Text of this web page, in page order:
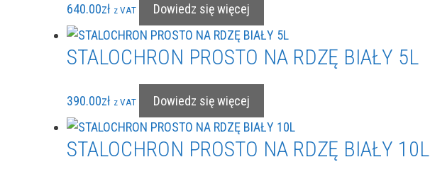
640.00zł z VAT Dowiedz się więcej
STALOCHRON PROSTO NA RDZĘ BIAŁY 5L
390.00zł z VAT Dowiedz się więcej
STALOCHRON PROSTO NA RDZĘ BIAŁY 10L